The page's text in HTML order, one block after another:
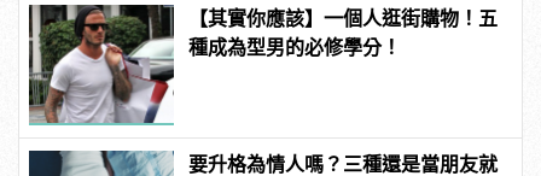
【其實你應該】一個人逛街購物！五
種成為型男的必修學分！
要升格為情人嗎？三種還是當朋友就